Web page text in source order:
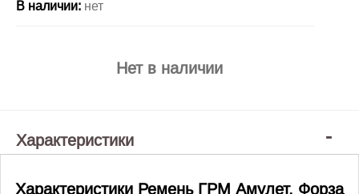
В наличии: нет
Нет в наличии
Характеристики
Характеристики Ремень ГРМ Амулет, Форза